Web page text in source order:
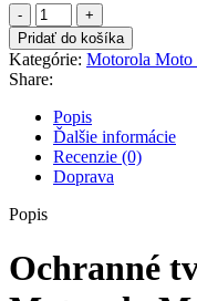
množstvo
Ochranné
tvrdené
sklo
Motorola
Moto
G10
Pridať do košíka
Kategórie: Motorola Moto
Share:
Popis
Ďalšie informácie
Recenzie (0)
Doprava
Popis
Ochranné